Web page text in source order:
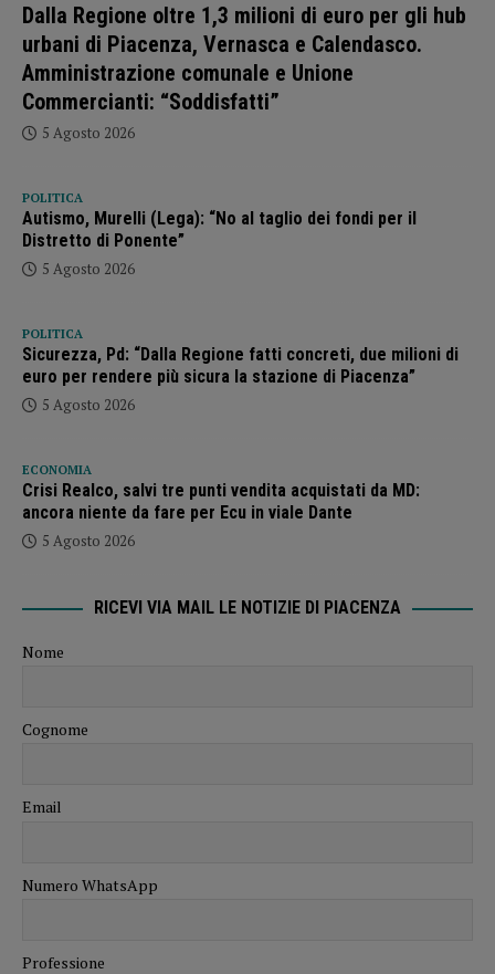
Dalla Regione oltre 1,3 milioni di euro per gli hub
urbani di Piacenza, Vernasca e Calendasco.
Amministrazione comunale e Unione
Commercianti: “Soddisfatti”
5 Agosto 2026
POLITICA
Autismo, Murelli (Lega): “No al taglio dei fondi per il
Distretto di Ponente”
5 Agosto 2026
POLITICA
Sicurezza, Pd: “Dalla Regione fatti concreti, due milioni di
euro per rendere più sicura la stazione di Piacenza”
5 Agosto 2026
ECONOMIA
Crisi Realco, salvi tre punti vendita acquistati da MD:
ancora niente da fare per Ecu in viale Dante
5 Agosto 2026
RICEVI VIA MAIL LE NOTIZIE DI PIACENZA
Nome
Cognome
Email
Numero WhatsApp
Professione